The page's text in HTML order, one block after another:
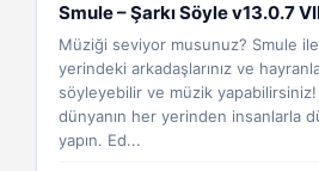
Smule – Şarkı Söyle v13.0.7
Müziği seviyor musunuz? Smule
yerindeki arkadaşlarınız ve
söyleyebilir ve müzik yapabilirsiniz!
dünyanın her yerinden insanlarla
yapın. Ed...